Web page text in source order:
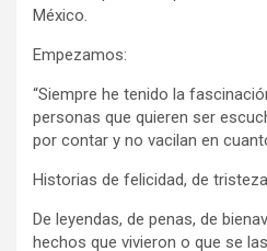
México.
Empezamos:
“Siempre he tenido la
personas que quieren ser
por contar y no vacilan en
Historias de felicidad, de
De leyendas, de penas, de
hechos que vivieron o que se